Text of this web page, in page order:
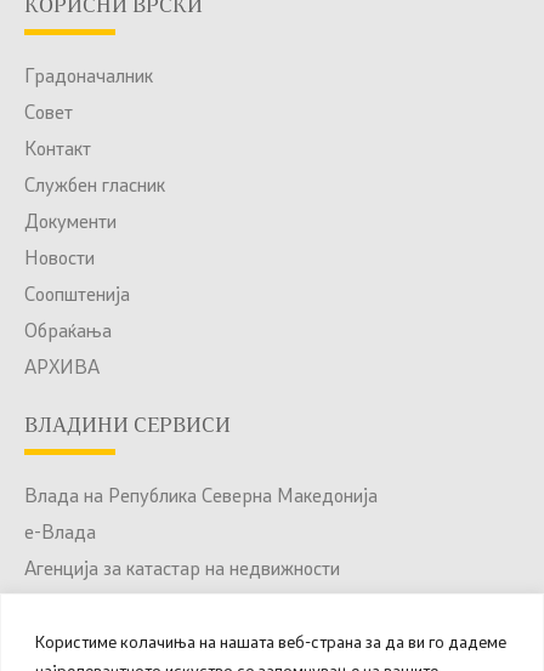
Користиме колачиња на нашата веб-страна за да ви го дадеме
КОРИСНИ ВРСКИ
Градоначалник
Совет
Контакт
Службен гласник
Документи
Новости
Соопштенија
Обраќања
АРХИВА
ВЛАДИНИ СЕРВИСИ
Влада на Република Северна Македонија
е-Влада
Агенција за катастар на недвижности
Портал за отворени податоци